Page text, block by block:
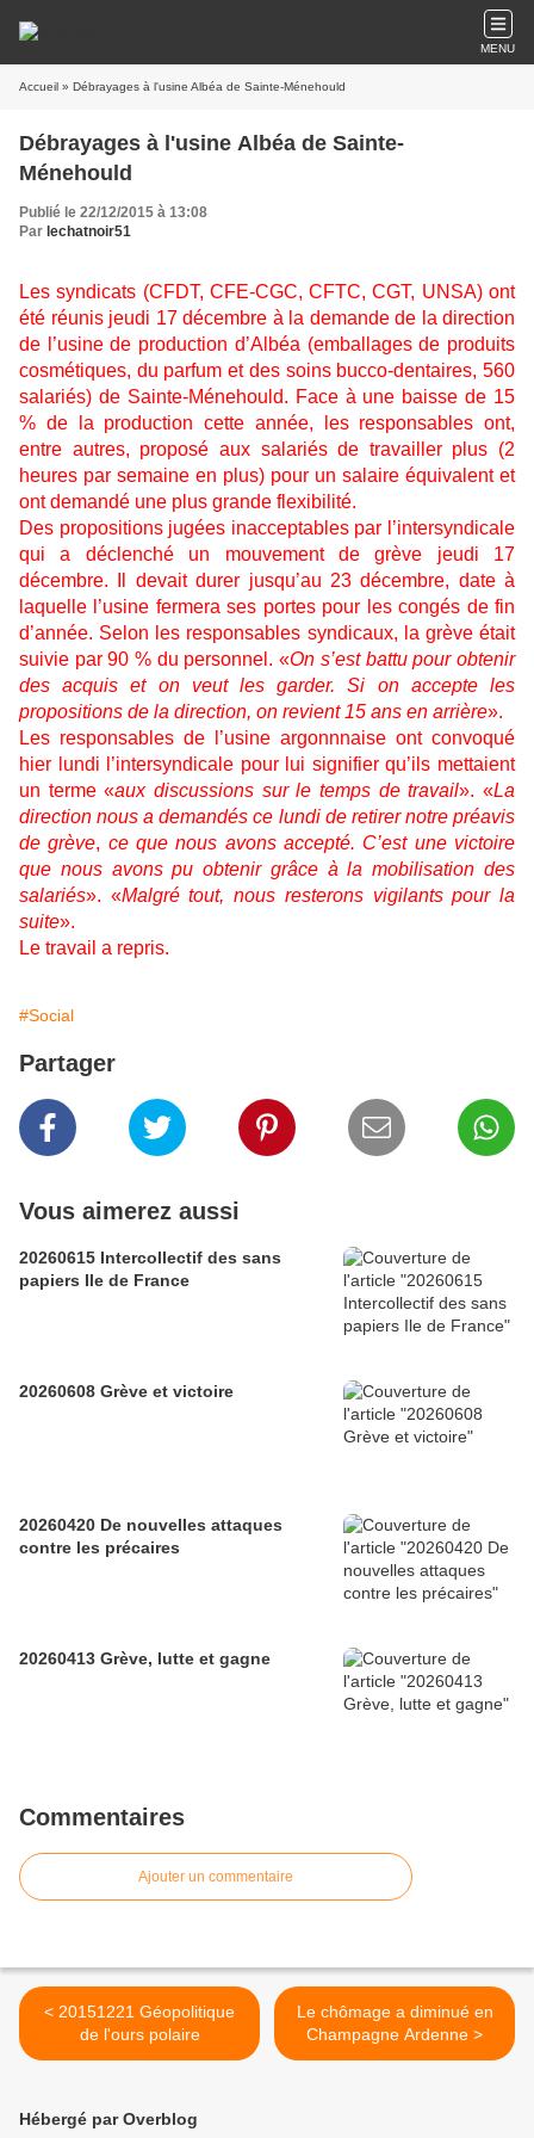
MENU
Accueil » Débrayages à l'usine Albéa de Sainte-Ménehould
Débrayages à l'usine Albéa de Sainte-
Ménehould
Publié le 22/12/2015 à 13:08
Par lechatnoir51
Les syndicats (CFDT, CFE-CGC, CFTC, CGT, UNSA) ont
été réunis jeudi 17 décembre à la demande de la direction
de l’usine de production d’Albéa (emballages de produits
cosmétiques, du parfum et des soins bucco-dentaires, 560
salariés) de Sainte-Ménehould. Face à une baisse de 15
% de la production cette année, les responsables ont,
entre autres, proposé aux salariés de travailler plus (2
heures par semaine en plus) pour un salaire équivalent et
ont demandé une plus grande flexibilité.
Des propositions jugées inacceptables par l’intersyndicale
qui a déclenché un mouvement de grève jeudi 17
décembre. Il devait durer jusqu’au 23 décembre, date à
laquelle l’usine fermera ses portes pour les congés de fin
d’année. Selon les responsables syndicaux, la grève était
suivie par 90 % du personnel. «On s’est battu pour obtenir
des acquis et on veut les garder.
Si on accepte les
propositions de la direction, on revient 15 ans en arrière».
Les responsables de l’usine argonnnaise ont convoqué
hier lundi l’intersyndicale pour lui signifier qu’ils mettaient
un terme «aux discussions sur le temps de travail». «La
direction nous a demandés ce lundi de retirer notre préavis
de grève, ce que nous avons accepté. C’est une victoire
que nous avons pu obtenir grâce à la mobilisation des
salariés». «Malgré tout, nous resterons vigilants pour la
suite».
Le travail a repris.
#Social
Partager
Vous aimerez aussi
20260615 Intercollectif des sans
papiers Ile de France
20260608 Grève et victoire
20260420 De nouvelles attaques
contre les précaires
20260413 Grève, lutte et gagne
Commentaires
Ajouter un commentaire
< 20151221 Géopolitique
de l'ours polaire
Le chômage a diminué en
Champagne Ardenne >
Hébergé par Overblog